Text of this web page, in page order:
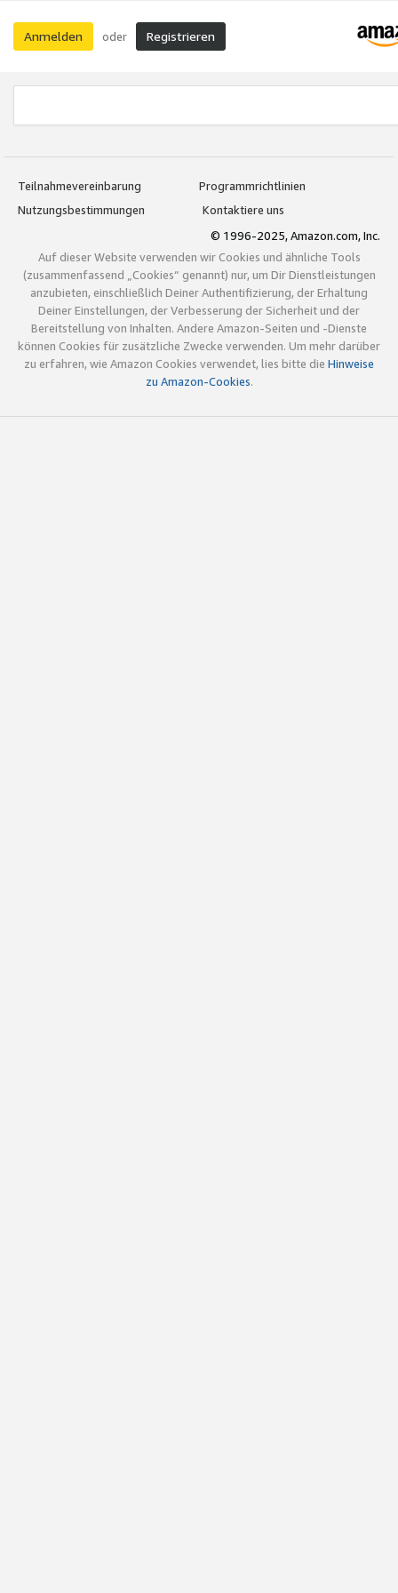
Anmelden oder Registrieren
Teilnahmevereinbarung
Programmrichtlinien
Nutzungsbestimmungen
Kontaktiere uns
© 1996-2025, Amazon.com, Inc.
Auf dieser Website verwenden wir Cookies und ähnliche Tools
(zusammenfassend „Cookies“ genannt) nur, um Dir Dienstleistungen
anzubieten, einschließlich Deiner Authentifizierung, der Erhaltung
Deiner Einstellungen, der Verbesserung der Sicherheit und der
Bereitstellung von Inhalten. Andere Amazon-Seiten und -Dienste
können Cookies für zusätzliche Zwecke verwenden. Um mehr darüber
zu erfahren, wie Amazon Cookies verwendet, lies bitte die Hinweise
zu Amazon-Cookies.